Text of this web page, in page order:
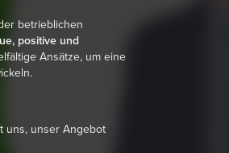
betrieblichen
positive und
Ansätze, um eine
uns, unser Angebot